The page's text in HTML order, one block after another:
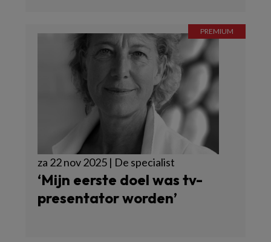
za 22 nov 2025 | De specialist
‘Mijn eerste doel was tv-
presentator worden’